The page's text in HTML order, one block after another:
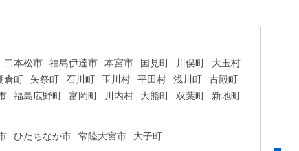
二本松市 福島伊達市 本宮市 国見町 川俣町
大玉村
倉町 矢祭町 石川町 玉川村 平田村 浅川町
古殿町
福島広野町 富岡町 川内村 大熊町 双葉町
新地町
ひたちなか市 常陸大宮市 大子町